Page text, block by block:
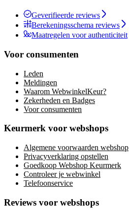
Geverifieerde reviews
Berekeningsschema reviews
Maatregelen voor authenticiteit
Voor consumenten
Leden
Meldingen
Waarom WebwinkelKeur?
Zekerheden en Badges
Voor consumenten
Keurmerk voor webshops
Algemene voorwaarden webshop
Privacyverklaring opstellen
Goedkoop Webshop Keurmerk
Controleer je webwinkel
Telefoonservice
Reviews voor webshops